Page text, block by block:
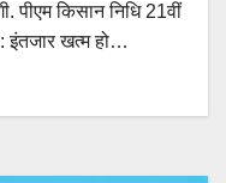
पीएम किसान निधि 21वीं
खत्म हो…